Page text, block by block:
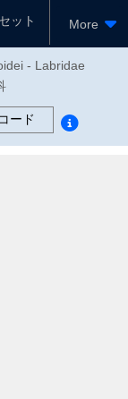
ット More
- Labridae
ード